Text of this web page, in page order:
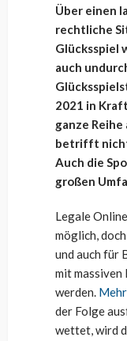
Über einen
rechtliche
Glücksspiel
auch
2021 in
ganze
betrifft nicht
Auch die
großen
Legale
möglich,
und auch für
mit massiven
werden.
der Folge
wettet, wird